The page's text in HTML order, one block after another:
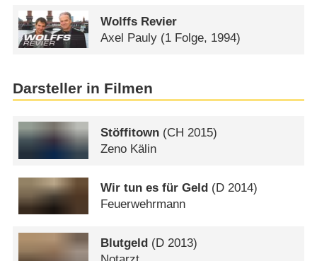
Wolffs Revier
Axel Pauly (1 Folge, 1994)
Darsteller in Filmen
Stöffitown (CH 2015)
Zeno Kälin
Wir tun es für Geld (D 2014)
Feuerwehrmann
Blutgeld (D 2013)